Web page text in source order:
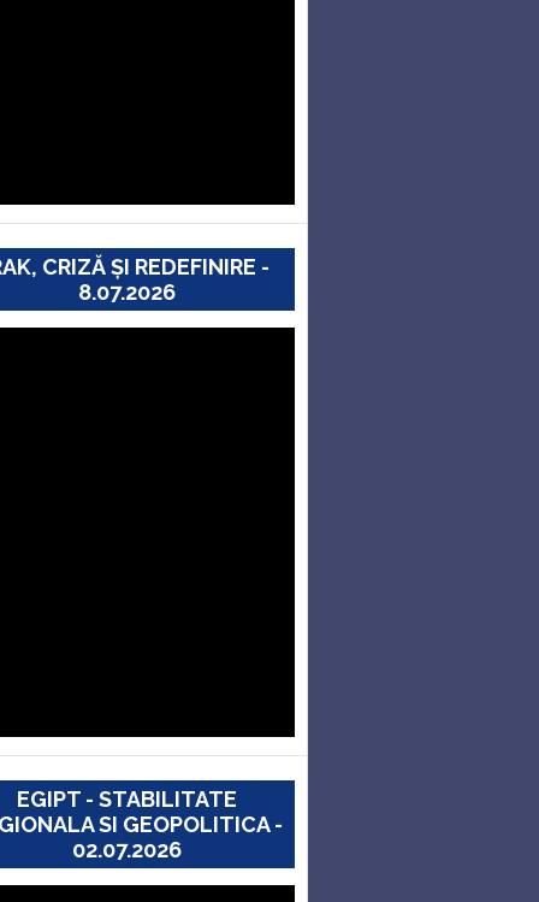
CRIZĂ ȘI REDEFINIRE -
8.07.2026
EGIPT - STABILITATE
SI GEOPOLITICA -
02.07.2026